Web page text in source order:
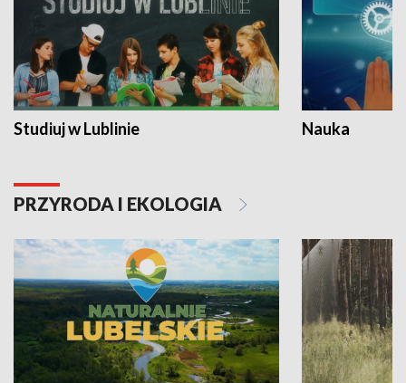
Studiuj w Lublinie Nauka
PRZYRODA I EKOLOGIA